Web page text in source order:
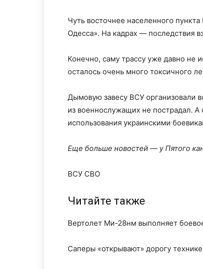
Чуть восточнее населенного
Одесса». На кадрах — последствия
Конечно, саму трассу уже давно не
осталось очень много токсичного
Дымовую завесу ВСУ организовали
из военнослужащих не пострадал. А
использования украинскими
Еще больше новостей — у Пятого
ВСУ СВО
Читайте также
Вертолет Ми-28нм выполняет
Саперы «открывают» дорогу